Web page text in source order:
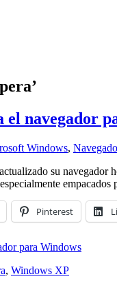
el navegador
Windows,
su navegador
Pinterest
para Windows
, Windows XP